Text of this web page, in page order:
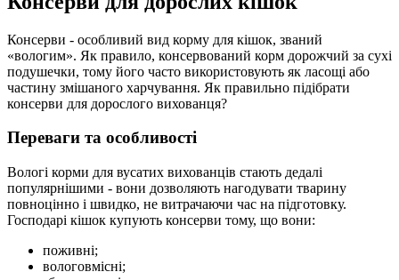
Консерви - особливий вид корму для кішок, званий
«вологим». Як правило, консервований корм дорожчий за сухі
подушечки, тому його часто використовують як ласощі або
частину змішаного харчування. Як правильно підібрати
консерви для дорослого вихованця?
Переваги та особливості
Вологі корми для вусатих вихованців стають дедалі
популярнішими - вони дозволяють нагодувати тварину
повноцінно і швидко, не витрачаючи час на підготовку.
Господарі кішок купують консерви тому, що вони:
поживні;
вологовмісні;